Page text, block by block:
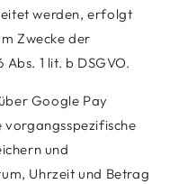
werden, erfolgt
Zwecke der
1 lit. b DSGVO.
Google Pay
und
Uhrzeit und Betrag